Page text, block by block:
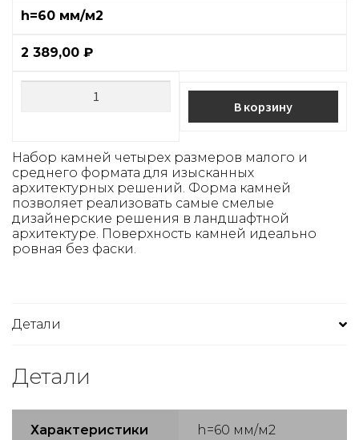
h=60 мм/м2
2 389,00 ₽
В корзину
Набор камней четырех размеров малого и
среднего формата для изысканных
архитектурных решений. Форма камней
позволяет реализовать самые смелые
дизайнерские решения в ландшафтной
архитектуре. Поверхность камней идеально
ровная без фаски.
Детали
Детали
Характеристики h=60 мм/м2